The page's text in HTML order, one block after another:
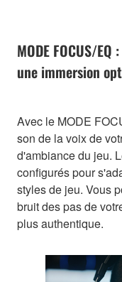
MODE FOCUS/
une immersion
Avec le MODE
son de la voix de
d'ambiance du jeu.
configurés pour
styles de jeu. Vous
bruit des pas de
plus authentique.